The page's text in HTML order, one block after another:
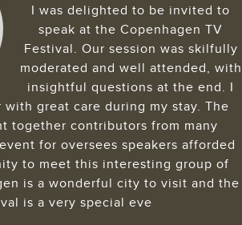
What an absolute privilege it was
to give a keynote at the
Copenhagen Television Festival.
To share the stage with some of
the most prestigious legends of
an honour. The audience was
curious and elevated, which only
was truly a special experience.
CEO, FUTURE PROOFING
STORYTELLING